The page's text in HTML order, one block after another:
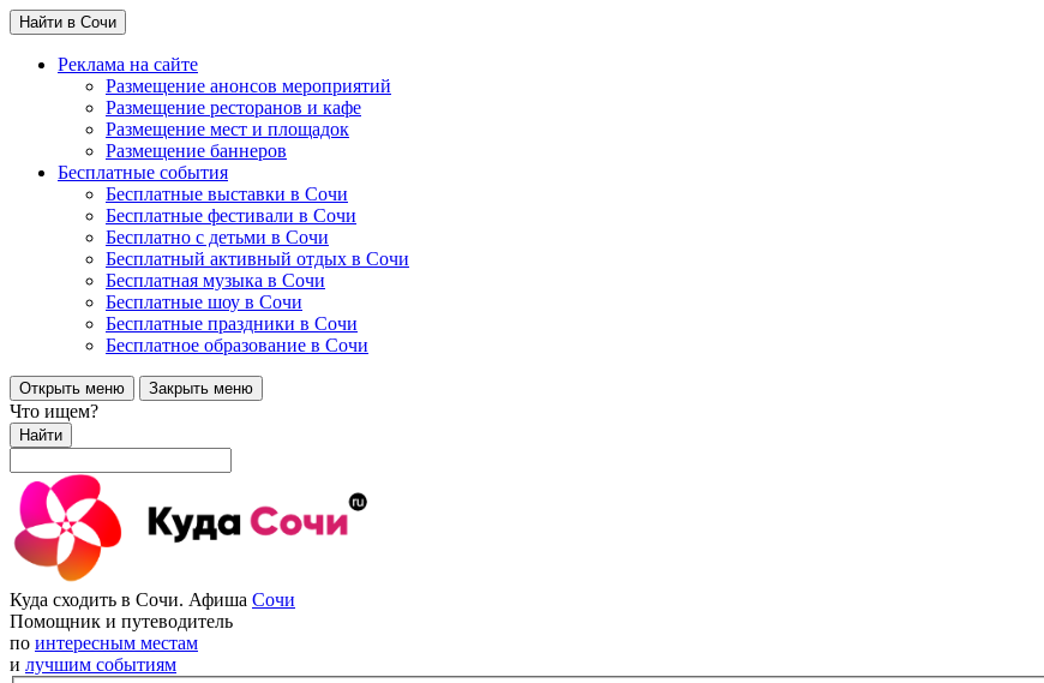
Найти в Сочи
Реклама на сайте
Размещение анонсов мероприятий
Размещение ресторанов и кафе
Размещение мест и площадок
Размещение баннеров
Бесплатные события
Бесплатные выставки в Сочи
Бесплатные фестивали в Сочи
Бесплатно с детьми в Сочи
Бесплатный активный отдых в Сочи
Бесплатная музыка в Сочи
Бесплатные шоу в Сочи
Бесплатные праздники в Сочи
Бесплатное образование в Сочи
Открыть меню Закрыть меню
Что ищем?
Найти
Куда сходить в Сочи. Афиша Сочи
Помощник и путеводитель
по интересным местам
и лучшим событиям